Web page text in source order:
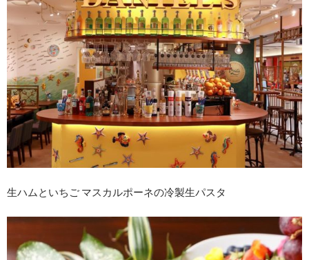
生ハムといちご マスカルポーネの冷製生パスタ